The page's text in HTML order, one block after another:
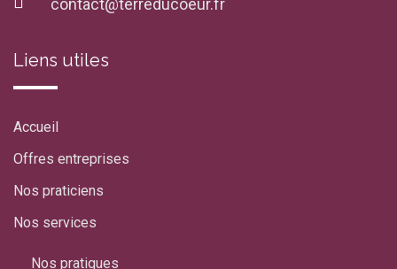
contact@terreducoeur.fr
Liens utiles
Accueil
Offres entreprises
Nos praticiens
Nos services
Nos pratiques